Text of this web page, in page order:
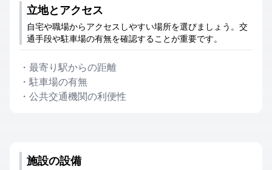
立地とアクセス
自宅や職場からアクセスしやすい場所を選びましょう。交
通手段や駐車場の有無を確認することが重要です。
・ 最寄り駅からの距離
・駐車場の有無
・ 公共交通機関の利便性
施設の設備